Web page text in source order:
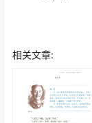
相关文章: